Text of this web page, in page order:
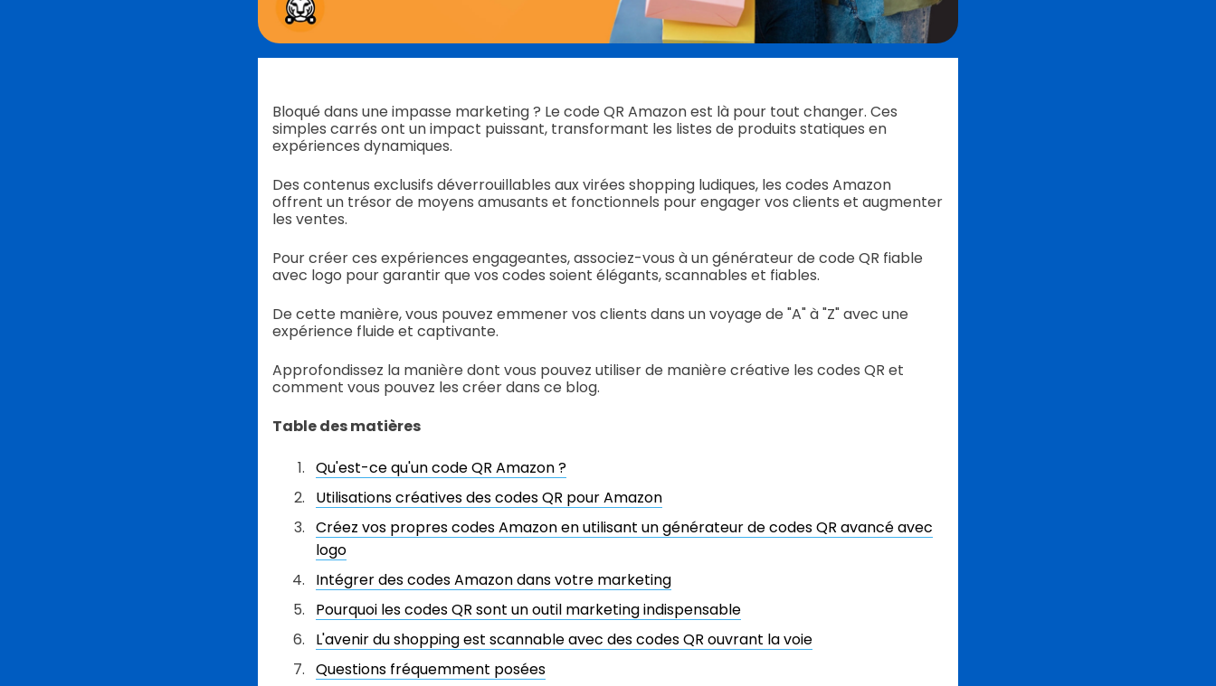
Bloqué dans une impasse marketing ? Le code QR Amazon est là pour tout changer. Ces
simples carrés ont un impact puissant, transformant les listes de produits statiques en
expériences dynamiques.
Des contenus exclusifs déverrouillables aux virées shopping ludiques, les codes Amazon
offrent un trésor de moyens amusants et fonctionnels pour engager vos clients et augmenter
les ventes.
Pour créer ces expériences engageantes, associez-vous à un générateur de code QR fiable
avec logo pour garantir que vos codes soient élégants, scannables et fiables.
De cette manière, vous pouvez emmener vos clients dans un voyage de "A" à "Z" avec une
expérience fluide et captivante.
Approfondissez la manière dont vous pouvez utiliser de manière créative les codes QR et
comment vous pouvez les créer dans ce blog.
Table des matières
Qu'est-ce qu'un code QR Amazon ?
Utilisations créatives des codes QR pour Amazon
Créez vos propres codes Amazon en utilisant un générateur de codes QR avancé avec
logo
Intégrer des codes Amazon dans votre marketing
Pourquoi les codes QR sont un outil marketing indispensable
L'avenir du shopping est scannable avec des codes QR ouvrant la voie
Questions fréquemment posées